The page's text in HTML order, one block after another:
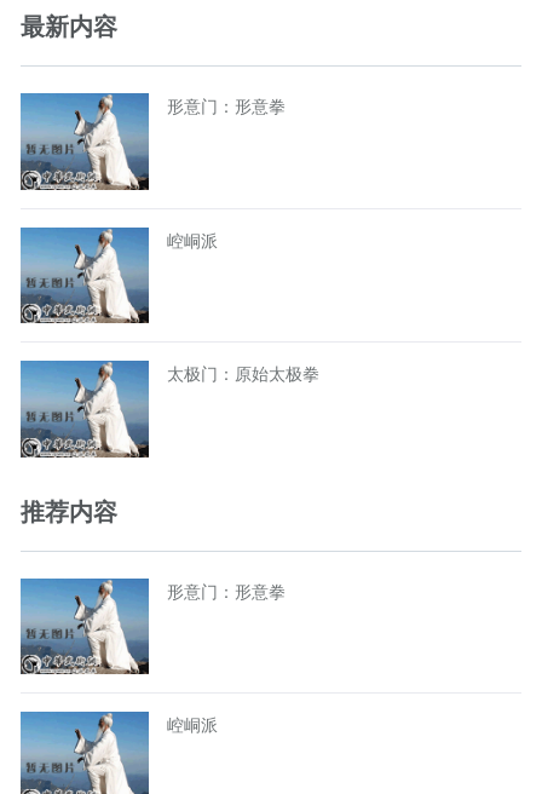
最新内容
形意门：形意拳
崆峒派
太极门：原始太极拳
推荐内容
形意门：形意拳
崆峒派